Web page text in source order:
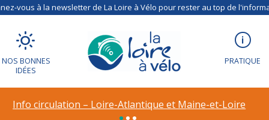
vous à la newsletter de La Loire à Vélo pour rester au top de
NOS BONNES
IDÉES
PRATIQUE
Info circulation – Loire-Atlantique et Maine-et-Loire